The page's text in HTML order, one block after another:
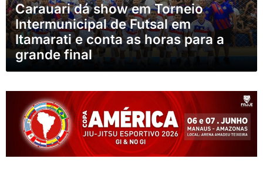
Carauari dá show em Torneio
Intermunicipal de Futsal em
Itamarati e conta as horas para a
grande final